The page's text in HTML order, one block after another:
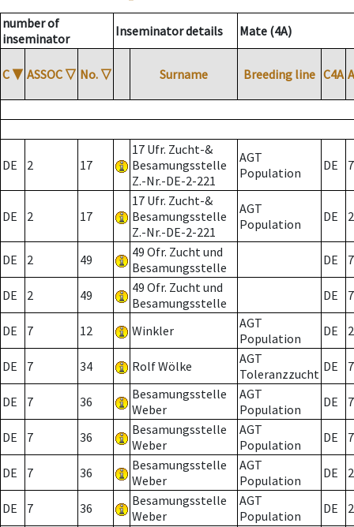
number of
inseminator
Inseminator details Mate (4A)
C ▼ ASSOC ▽ No. ▽ Surname Breeding line C4A
DE 2 17
17 Ufr. Zucht-&
Besamungsstelle
Z.-Nr.-DE-2-221
AGT
Population
DE 7
DE 2 17
17 Ufr. Zucht-&
Besamungsstelle
Z.-Nr.-DE-2-221
AGT
Population
DE 2
DE 2 49
49 Ofr. Zucht und
Besamungsstelle
DE 7
DE 2 49
49 Ofr. Zucht und
Besamungsstelle
DE 7
DE 7 12 Winkler
AGT
Population
DE 2
DE 7 34 Rolf Wölke
AGT
Toleranzzucht DE 7
DE 7 36
Besamungsstelle
Weber
AGT
Population
DE 7
DE 7 36
Besamungsstelle
Weber
AGT
Population
DE 7
DE 7 36
Besamungsstelle
Weber
AGT
Population
DE 2
DE 7 36
Besamungsstelle
Weber
AGT
Population
DE 2